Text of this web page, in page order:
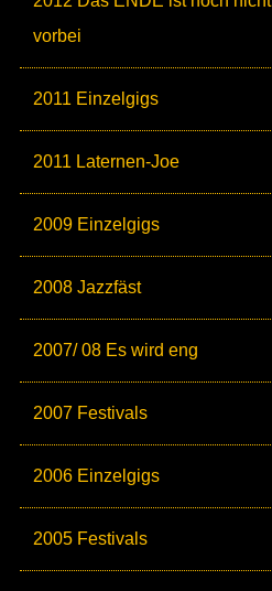
vorbei
2011 Einzelgigs
2011 Laternen-Joe
2009 Einzelgigs
2008 Jazzfäst
2007/ 08 Es wird eng
2007 Festivals
2006 Einzelgigs
2005 Festivals